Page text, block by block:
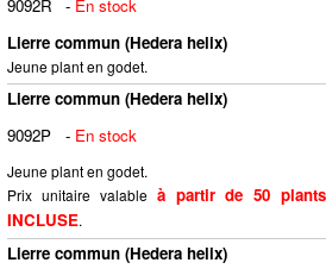
9092R
- En stock
Lierre commun (Hedera helix)
Jeune plant en godet.
Lierre commun (Hedera helix)
9092P
- En stock
Jeune plant en godet.
Prix unitaire valable à partir de 50 plants
INCLUSE.
Lierre commun (Hedera helix)